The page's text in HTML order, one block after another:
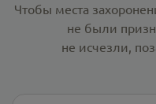
Чтобы места
не были
не исчезли,